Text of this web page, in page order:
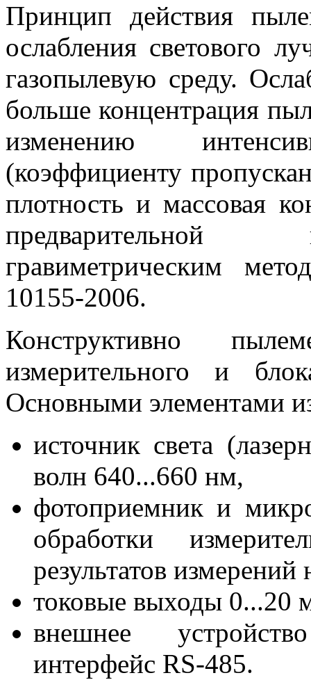
Принцип действия
ослабления светового
газопылевую среду.
больше концентрация
изменению
(коэффициенту
плотность и массовая
предварительной
гравиметрическим
10155-2006.
Конструктивно
измерительного и
Основными элементами
источник света
волн 640...660 нм,
фотоприемник и
обработки
результатов измерений
токовые выходы 0...20
внешнее
интерфейс RS-485.